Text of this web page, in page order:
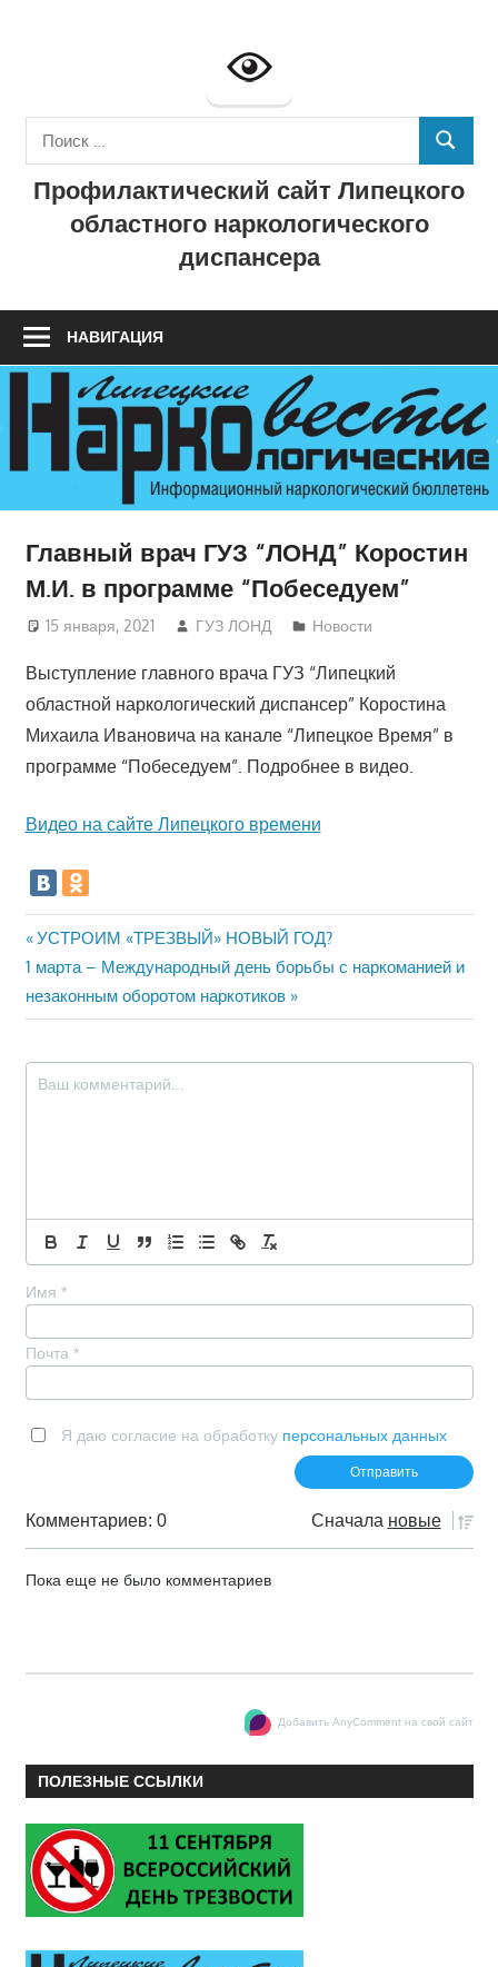
сайт
ГУЗ
"Липецкий
областной
ПОИСК
Профилактический сайт Липецкого
областного наркологического
диспансера
НАВИГАЦИЯ
Главный врач ГУЗ “ЛОНД” Коростин
М.И. в программе “Побеседуем”
15 января, 2021 ГУЗ ЛОНД Новости
Выступление главного врача ГУЗ “Липецкий
областной наркологический диспансер” Коростина
Михаила Ивановича на канале “Липецкое Время” в
программе “Побеседуем”. Подробнее в видео.
Видео на сайте Липецкого времени
Навигация
по
записям
Предыдущая
запись:
УСТРОИМ «ТРЕЗВЫЙ» НОВЫЙ ГОД?
Следующая
запись:
1 марта – Международный день борьбы с наркоманией и
незаконным оборотом наркотиков
Имя *
Почта *
Я даю согласие на обработку персональных данных
Комментариев: 0 Сначала новые
Пока еще не было комментариев
Добавить AnyComment на свой сайт
ПОЛЕЗНЫЕ ССЫЛКИ